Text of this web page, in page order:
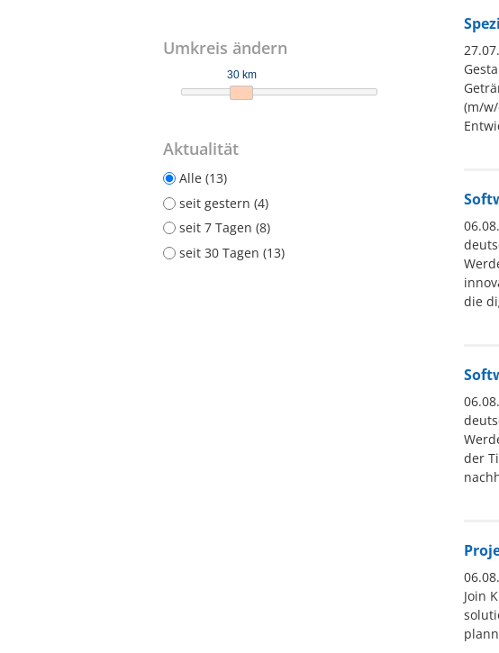
Umkreis ändern
30 km
Aktualität
Alle (13)
seit gestern (4)
seit 7 Tagen (8)
seit 30 Tagen (13)
(m/
die
der
Join